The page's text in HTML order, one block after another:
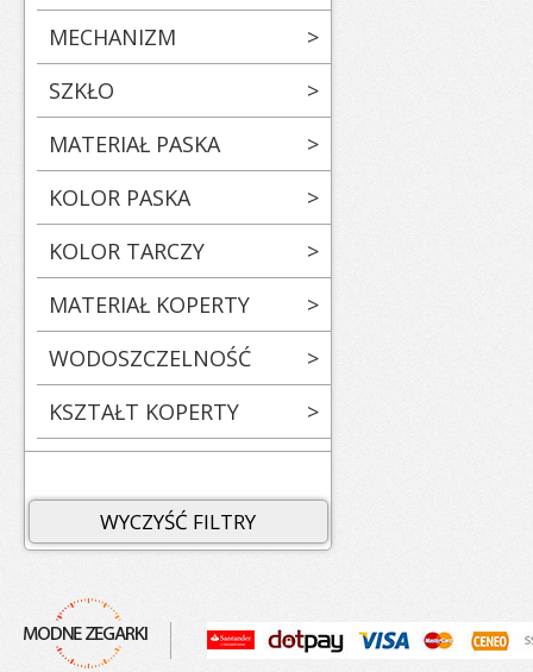
MECHANIZM
>
SZKŁO
>
MATERIAŁ PASKA
>
KOLOR PASKA
>
KOLOR TARCZY
>
MATERIAŁ KOPERTY
>
WODOSZCZELNOŚĆ
>
KSZTAŁT KOPERTY
>
WYCZYŚĆ FILTRY